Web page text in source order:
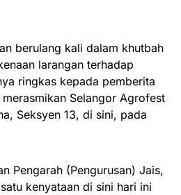
berulang kali dalam khutbah
larangan terhadap
ringkas kepada pemberita
Selangor Agrofest
Seksyen 13, di sini, pada
Pengarah (Pengurusan) Jais,
kenyataan di sini hari ini